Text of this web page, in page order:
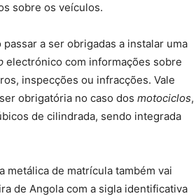
sobre os veículos.
a ser obrigadas a instalar uma
electrónico com informações sobre
inspecções ou infracções. Vale
obrigatória no caso dos motociclos,
de cilindrada, sendo integrada
metálica de matrícula também vai
de Angola com a sigla identificativa